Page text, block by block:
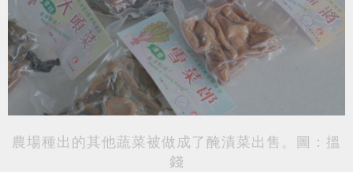
農場種出的其他蔬菜被做成了醃漬菜出售。圖：搵
錢